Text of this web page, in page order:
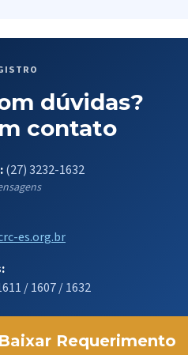
dúvidas?
contato
(27) 3232-1632
es.org.br
/ 1607 / 1632
Baixar Requerimento